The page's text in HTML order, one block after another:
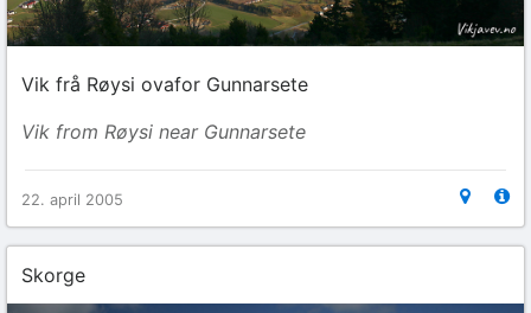
Vik frå Røysi ovafor Gunnarsete
Vik from Røysi near Gunnarsete
22. april 2005
Skorge